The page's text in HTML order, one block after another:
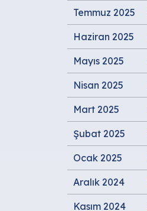
Temmuz 2025
Haziran 2025
Mayıs 2025
Nisan 2025
Mart 2025
Şubat 2025
Ocak 2025
Aralık 2024
Kasım 2024